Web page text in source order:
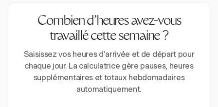
Combien d’heures avez-vous
travaillé cette semaine ?
Saisissez vos heures d’arrivée et de départ pour
chaque jour. La calculatrice gère pauses, heures
supplémentaires et totaux hebdomadaires
automatiquement.